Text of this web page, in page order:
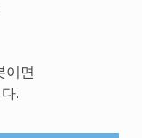
이면
.